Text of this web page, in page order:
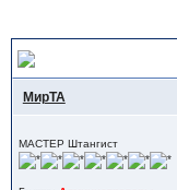
МирТА
МАСТЕР Штангист